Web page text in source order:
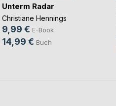
Unterm Radar
Christiane Hennings
9,99 € E-Book
14,99 € Buch